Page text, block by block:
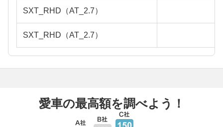
SXT_RHD（AT_2.7）
SXT_RHD（AT_2.7）
愛車の最高額を調べよう！